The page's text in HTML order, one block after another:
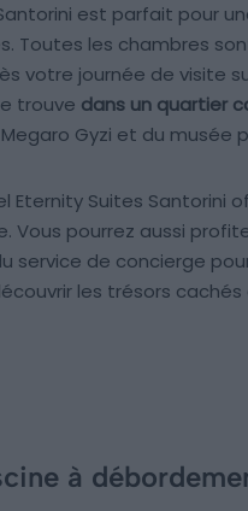
Santorini est parfait pour
Toutes les chambres
votre journée de visite
trouve dans un quartier
Gyzi et du musée
Eternity Suites
Vous pourrez aussi
service de concierge
les trésors cachés
à